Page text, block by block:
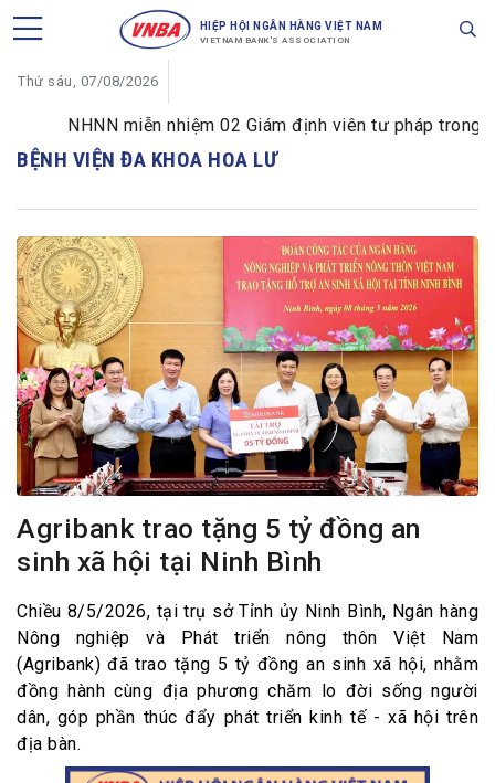
HIỆP HỘI NGÂN HÀNG VIỆT NAM
VIETNAM BANK'S ASSOCIATION
Thứ sáu, 07/08/2026
NHNN miễn nhiệm 02 Giám định viên tư pháp trong
BỆNH VIỆN ĐA KHOA HOA LƯ
Agribank trao tặng 5 tỷ đồng an
sinh xã hội tại Ninh Bình
Chiều 8/5/2026, tại trụ sở Tỉnh ủy Ninh Bình, Ngân hàng
Nông nghiệp và Phát triển nông thôn Việt Nam
(Agribank) đã trao tặng 5 tỷ đồng an sinh xã hội, nhằm
đồng hành cùng địa phương chăm lo đời sống người
dân, góp phần thúc đẩy phát triển kinh tế - xã hội trên
địa bàn.